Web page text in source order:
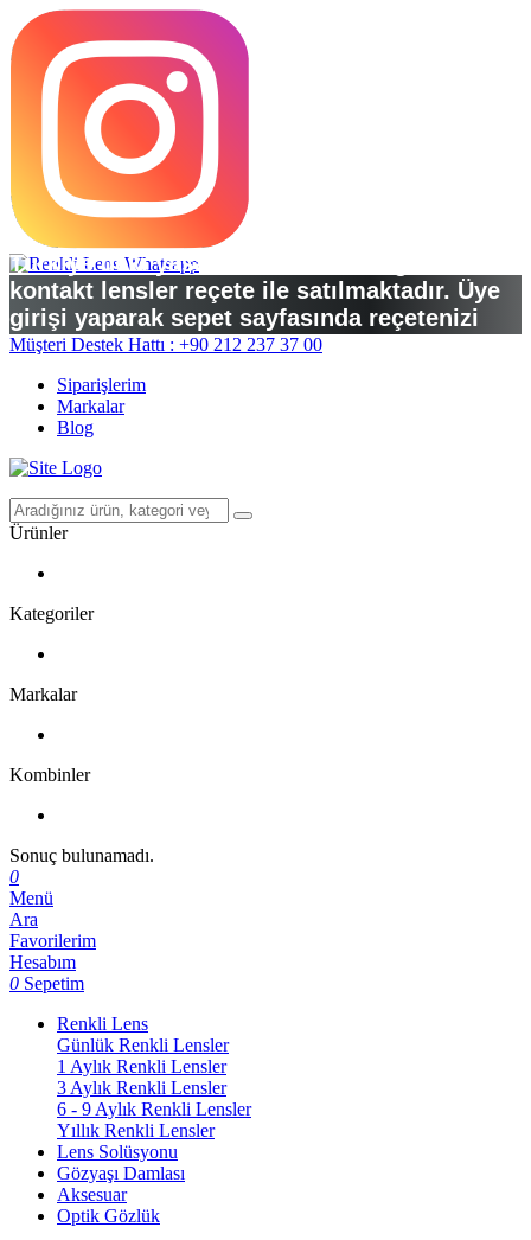
Türkiye’deki yasal düzenlemelere göre
kontakt lensler reçete ile satılmaktadır. Üye
girişi yaparak sepet sayfasında reçetenizi
yükleyebilirsiniz.
Müşteri Destek Hattı : +90 212 237 37 00
Siparişlerim
Markalar
Blog
Ürünler
Kategoriler
Markalar
Kombinler
Sonuç bulunamadı.
0
Menü
Ara
Favorilerim
Hesabım
0 Sepetim
Renkli Lens
Günlük Renkli Lensler
1 Aylık Renkli Lensler
3 Aylık Renkli Lensler
6 - 9 Aylık Renkli Lensler
Yıllık Renkli Lensler
Lens Solüsyonu
Gözyaşı Damlası
Aksesuar
Optik Gözlük